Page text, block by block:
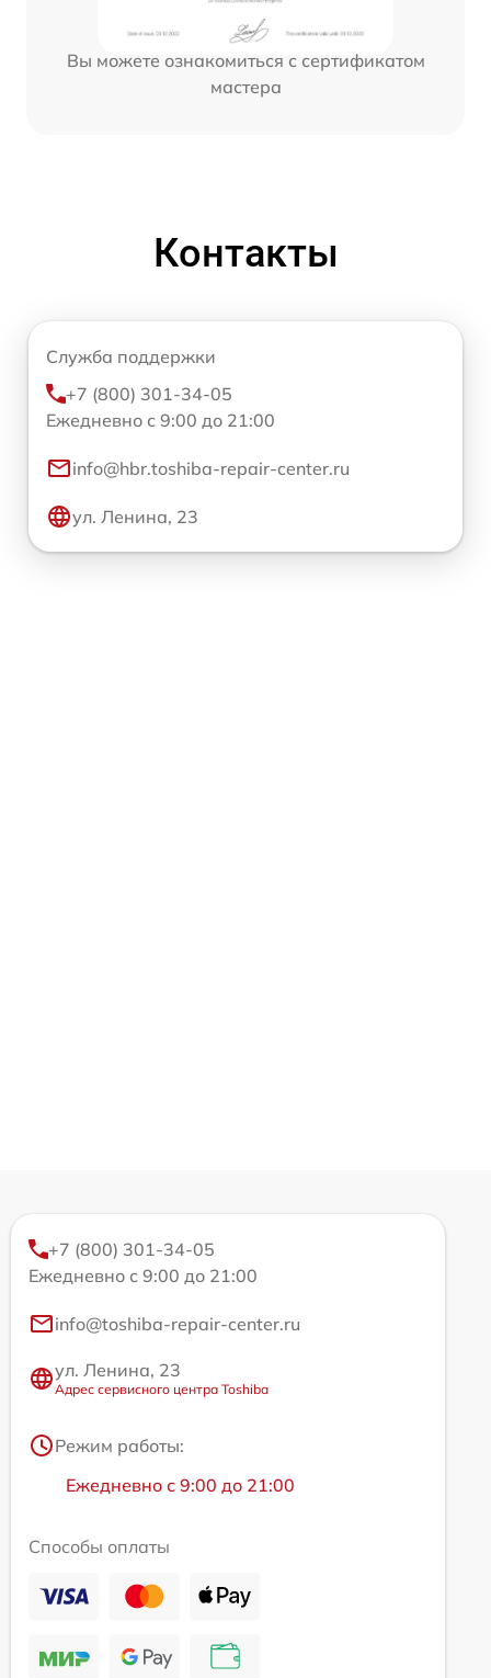
Вы можете ознакомиться с сертификатом
мастера
Контакты
Служба поддержки
+7 (800) 301-34-05
Ежедневно с 9:00 до 21:00
info@hbr.toshiba-repair-center.ru
ул. Ленина, 23
+7 (800) 301-34-05
Ежедневно с 9:00 до 21:00
info@toshiba-repair-center.ru
ул. Ленина, 23
Адрес сервисного центра Toshiba
Режим работы:
Ежедневно с 9:00 до 21:00
Способы оплаты